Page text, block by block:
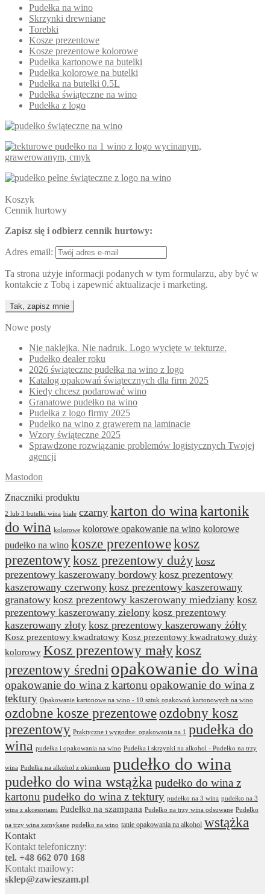
Pudełka na wino
Skrzynki drewniane
Torebki
Kosze prezentowe
Kosze prezentowe kolorowe
Pudełka kartonowe na butelki
Pudełka kolorowe na butelki
Pudełka na butelki 0.5L
Pudełka świąteczne na wino
Pudełka z logo
Koszyk
Cennik hurtowy
Zapisz się i odbierz cennik hurtowy:
Adres email:
Ta strona użyje informacji podanych w tym formularzu, aby być w
kontakcie z Tobą i zapewnić aktualizacje i marketing.
Nowe posty
Nie naklejka. Nie nadruk. Logo wycięte w tekturze.
Pudełko dealer roku
2026 świąteczne pudełka na wino z logo
Katalog opakowań świątecznych dla firm 2025
Kiedy chcesz podarować wino
Granatowe pudełko na wino
Pudełka z logo firmy 2025
Pudełko na wino z grawerem na laminacie
Wzory świąteczne 2025
Sprawdzone rozwiązanie problemów logistycznych Twojej
agencji
Mastodon
Znaczniki produktu
2 lub 3 butelki wina białe czarny karton do wina kartonik
do wina kolorowe kolorowe opakowanie na wino kolorowe
pudełko na wino kosze prezentowekosz
prezentowykosz prezentowy duży kosz
prezentowy kaszerowany bordowy kosz prezentowy
kaszerowany czerwony kosz prezentowy kaszerowany
granatowy kosz prezentowy kaszerowany miedziany kosz
prezentowy kaszerowany zielony kosz prezentowy
kaszerowany złoty kosz prezentowy kaszerowany żółty
Kosz prezentowy kwadratowy Kosz prezentowy kwadratowy duży
kolorowy Kosz prezentowy małykosz
prezentowy średni opakowanie do wina
opakowanie do wina z kartonu opakowanie do wina z
tektury Opakowanie kartonowe na wino - 10 sztuk opakowań kartonowych na wino
ozdobne kosze prezentoweozdobny kosz
prezentowy Praktyczne i wygodne: opakowania na 1
pudełka do
wina pudełka i opakowania na wino Pudełka i skrzynki na alkohol - Pudełko na trzy
wina Pudełka na alkohol z okienkiem pudełko do wina
pudełko do wina wstążka pudełko do wina z
kartonu pudełko do wina z tektury pudełko na 3 wina pudełko na 3
wina z akcesoriami Pudełko na szampana Pudełko na trzy wina odsuwane Pudełko
na trzy wina zamykane pudełko na wino tanie opakowania na alkohol wstążka
Kontakt
Kontakt telefoniczny:
tel. +48 662 070 168
Kontakt mailowy:
sklep@zawieszam.pl